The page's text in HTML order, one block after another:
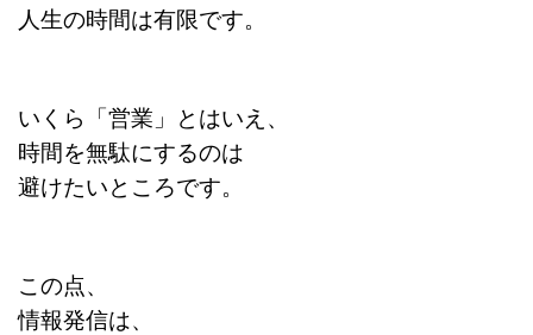
人生の時間は有限です。
いくら「営業」とはいえ、
時間を無駄にするのは
避けたいところです。
この点、
情報発信は、